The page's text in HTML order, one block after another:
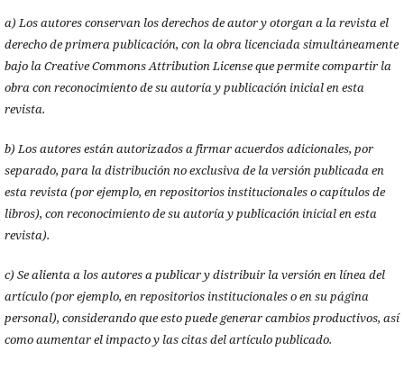
a) Los autores conservan los derechos de autor y otorgan a la revista el
derecho de primera publicación, con la obra licenciada simultáneamente
bajo la Creative Commons Attribution License que permite compartir la
obra con reconocimiento de su autoría y publicación inicial en esta
revista.
b) Los autores están autorizados a firmar acuerdos adicionales, por
separado, para la distribución no exclusiva de la versión publicada en
esta revista (por ejemplo, en repositorios institucionales o capítulos de
libros), con reconocimiento de su autoría y publicación inicial en esta
revista).
c) Se alienta a los autores a publicar y distribuir la versión en línea del
artículo (por ejemplo, en repositorios institucionales o en su página
personal), considerando que esto puede generar cambios productivos, así
como aumentar el impacto y las citas del artículo publicado.